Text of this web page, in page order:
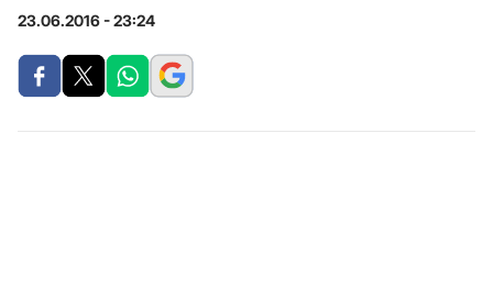
23.06.2016 - 23:24